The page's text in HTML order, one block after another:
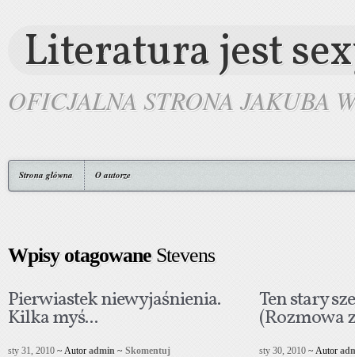
Literatura jest
OFICJALNA STRONA JAKUBA
Strona główna O autorze
Wpisy otagowaneStevens
Pierwiastek niewyjaśnienia.
Kilka myś...
sty 31, 2010 ~ Autor admin ~ Skomentuj
Ten stary
(Rozmowa
sty 30, 2010 ~ Autor